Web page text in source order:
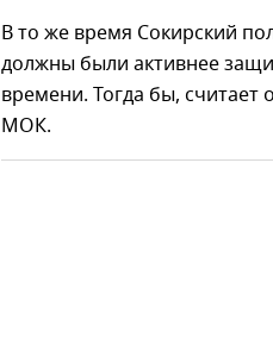
В то же время Сокирский
должны были активнее
времени. Тогда бы,
МОК.